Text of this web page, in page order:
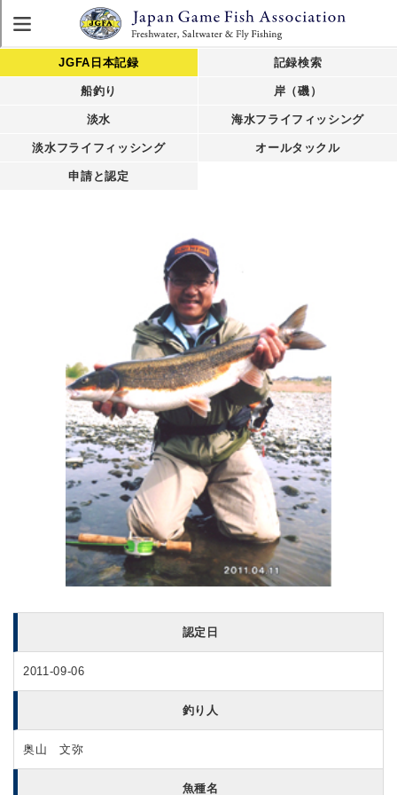
JGFA日本記録 記録検索
船釣り 岸（磯）
淡水 海水フライフィッシング
淡水フライフィッシング オールタックル
申請と認定
認定日
2011-09-06
釣り人
奥山 文弥
魚種名